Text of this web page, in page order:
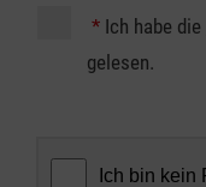
* Ich habe die
gelesen.